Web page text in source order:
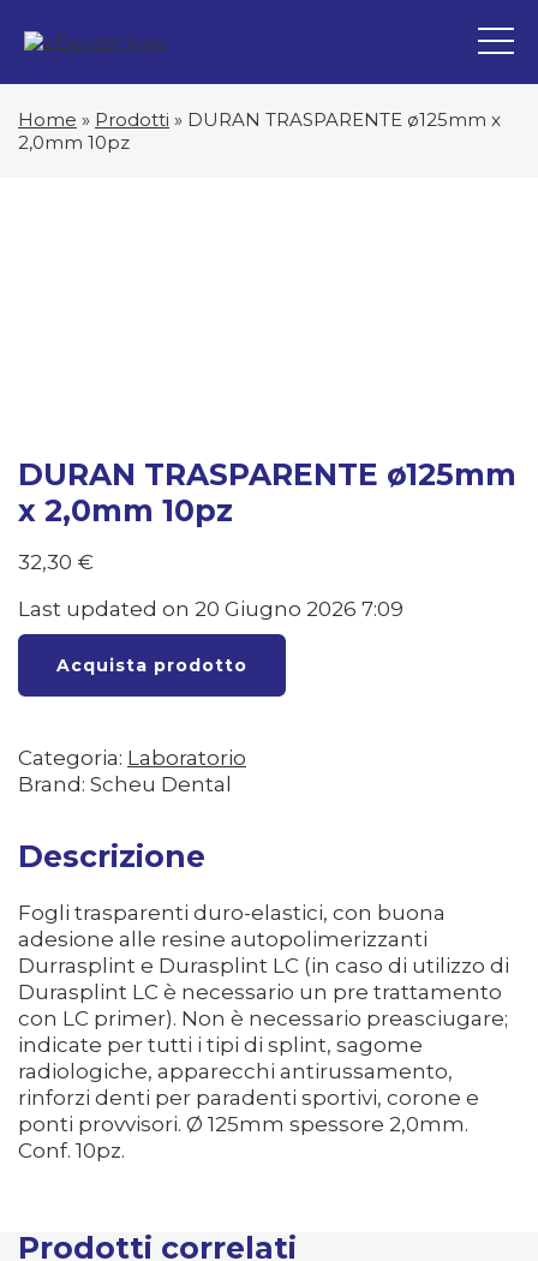
Home » Prodotti » DURAN TRASPARENTE ø125mm x
2,0mm 10pz
DURAN TRASPARENTE ø125mm
x 2,0mm 10pz
32,30 €
Last updated on 20 Giugno 2026 7:09
Acquista prodotto
Categoria: Laboratorio
Brand: Scheu Dental
Descrizione
Fogli trasparenti duro-elastici, con buona
adesione alle resine autopolimerizzanti
Durrasplint e Durasplint LC (in caso di utilizzo di
Durasplint LC è necessario un pre trattamento
con LC primer). Non è necessario preasciugare;
indicate per tutti i tipi di splint, sagome
radiologiche, apparecchi antirussamento,
rinforzi denti per paradenti sportivi, corone e
ponti provvisori. Ø 125mm spessore 2,0mm.
Conf. 10pz.
Prodotti correlati